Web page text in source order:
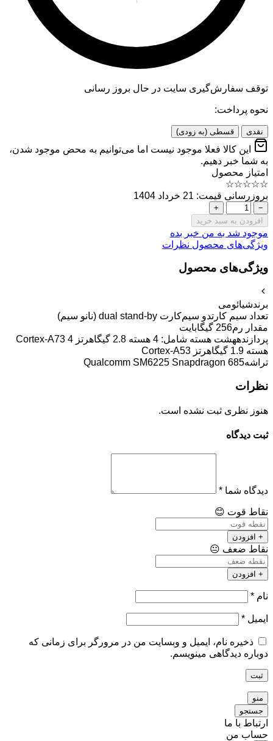
توقف سفارش‌گیری سایت در حال بروز رسانی
نحوه پرداخت:
نقدی قسطی (به زودی)
این کالا فعلا موجود نیست اما می‌توانیم به محض موجود شدن،
به شما خبر دهیم.
امتیاز محصول
☆
☆
☆
☆
☆
بروزرسانی قیمت: 21 خرداد 1404
−
+
افزودن به سبد خرید
موجود شد به من خبر بده
ویژگی‌های محصول نظرات
ویژگی‌های محصول
برندشیائومی
تعداد سیم کارتدو سیم‌کارت dual stand-by (نانو سیم)
مقدار رم256 گیگابایت
پردازنده
هشت هسته شامل: 4 هسته 2.8 گیگاهرتز Cortex-A73 4
هسته 1.9 گیگاهرتز Cortex-A53
تراشهQualcomm SM6225 Snapdragon 685
نظرات
هنوز نظری ثبت نشده است.
ثبت دیدگاه
دیدگاه شما *
نقاط قوت 😊
+ افزودن
نقاط ضعف 😐
+ افزودن
نام *
ایمیل *
ذخیره نام، ایمیل و وبسایت من در مرورگر برای زمانی که
دوباره دیدگاهی مینویسم.
ثبت
منو
جستجو
ارتباط با ما
حساب من